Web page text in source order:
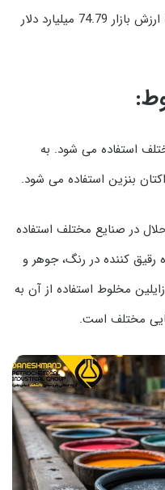
پیش بینی ثبت کند و تا سال 2028 به ارزش بازار 74.79 میلیارد دلار
استفاده می شود. به
بنزین استفاده می شود.
در صنایع مختلف استفاده
کننده در رنگ، جوهر و
مخلوط استفاده از آن به
مختلف است.